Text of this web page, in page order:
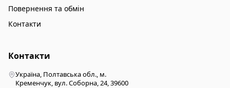
Повернення та обмін
Контакти
Контакти
Україна, Полтавська обл., м.
Кременчук, вул. Соборна, 24, 39600